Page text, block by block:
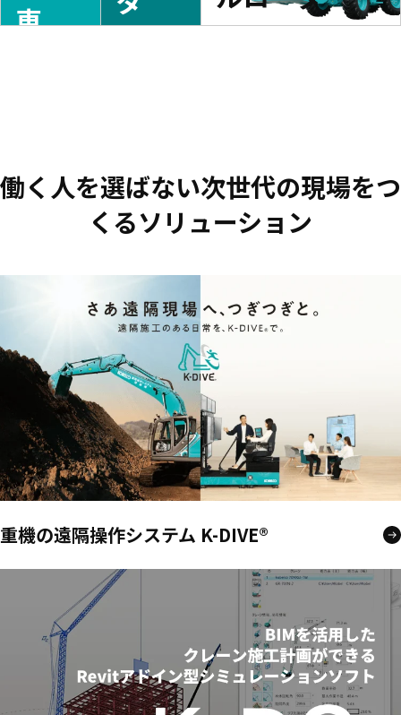
車
ル
働く人を選ばない次世代の現場をつ
くるソリューション
重機の遠隔操作システム K-DIVE®